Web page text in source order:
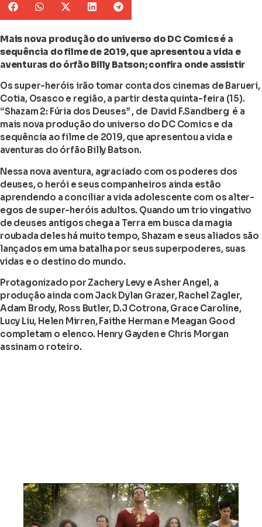
Mais nova produção do universo do DC Comics é a
sequência do filme de 2019, que apresentou a vida e
aventuras do órfão Billy Batson; confira onde assistir
Os super-heróis irão tomar conta dos cinemas de Barueri,
Cotia, Osasco e região, a partir desta quinta-feira (15).
“Shazam 2: Fúria dos Deuses” , de David F.Sandberg é a
mais nova produção do universo do DC Comics e da
sequência ao filme de 2019, que apresentou a vida e
aventuras do órfão Billy Batson.
Nessa nova aventura, agraciado com os poderes dos
deuses, o herói e seus companheiros ainda estão
aprendendo a conciliar a vida adolescente com os alter-
egos de super-heróis adultos. Quando um trio vingativo
de deuses antigos chega a Terra em busca da magia
roubada deles há muito tempo, Shazam e seus aliados são
lançados em uma batalha por seus superpoderes, suas
vidas e o destino do mundo.
Protagonizado por Zachery Levy e Asher Angel, a
produção ainda com Jack Dylan Grazer, Rachel Zagler,
Adam Brody, Ross Butler, D.J Cotrona, Grace Caroline,
Lucy Liu, Helen Mirren, Faithe Herman e Meagan Good
completam o elenco. Henry Gayden e Chris Morgan
assinam o roteiro.